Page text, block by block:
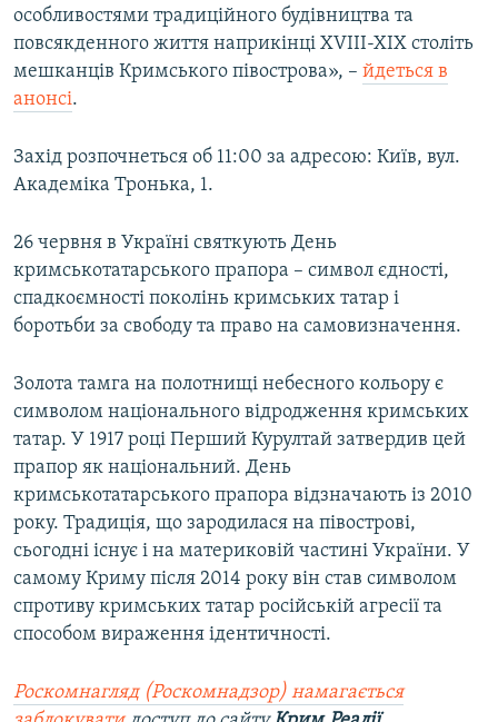
особливостями традиційного будівництва та
повсякденного життя наприкінці XVIII-XIX століть
мешканців Кримського півострова», – йдеться в
анонсі.
Захід розпочнеться об 11:00 за адресою: Київ, вул.
Академіка Тронька, 1.
26 червня в Україні святкують День
кримськотатарського прапора – символ єдності,
спадкоємності поколінь кримських татар і
боротьби за свободу та право на самовизначення.
Золота тамга на полотнищі небесного кольору є
символом національного відродження кримських
татар. У 1917 році Перший Курултай затвердив цей
прапор як національний. День
кримськотатарського прапора відзначають із 2010
року. Традиція, що зародилася на півострові,
сьогодні існує і на материковій частині України. У
самому Криму після 2014 року він став символом
спротиву кримських татар російській агресії та
способом вираження ідентичності.
Роскомнагляд (Роскомнадзор) намагається